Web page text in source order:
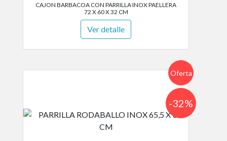
CAJON BARBACOA CON PARRILLA INOX PAELLERA
72 X 60 X 32 CM
Ver detalle
Oferta
-32%